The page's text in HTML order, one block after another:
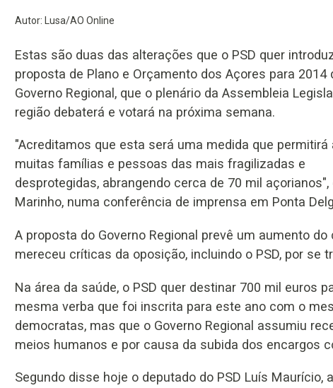
Autor: Lusa/AO Online
Estas são duas das alterações que o PSD quer
proposta de Plano e Orçamento dos Açores para 2014
Governo Regional, que o plenário da Assembleia
região debaterá e votará na próxima semana.
"Acreditamos que esta será uma medida que permitirá
muitas famílias e pessoas das mais fragilizadas e
desprotegidas, abrangendo cerca de 70 mil
Marinho, numa conferência de imprensa em Ponta
A proposta do Governo Regional prevê um aumento
mereceu críticas da oposição, incluindo o PSD, por se
Na área da saúde, o PSD quer destinar 700 mil euros
mesma verba que foi inscrita para este ano com o
democratas, mas que o Governo Regional assumiu
meios humanos e por causa da subida dos encargos
Segundo disse hoje o deputado do PSD Luís